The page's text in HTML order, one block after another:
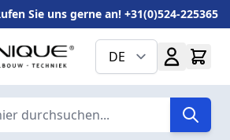
Sie uns gerne an! +31(0)524-225365
DE